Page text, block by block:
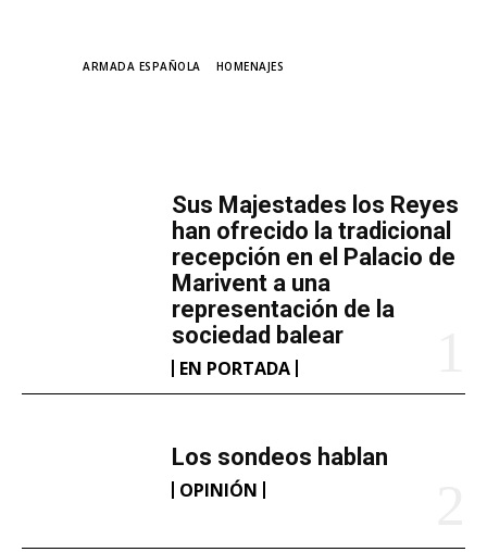
​Sus Majestades los Reyes
han ofrecido la tradicional
recepción en el Palacio de
Marivent​ a una
representación de la
sociedad balear
EN PORTADA
Los sondeos hablan
OPINIÓN
ARMADA ESPAÑOLA HOMENAJES